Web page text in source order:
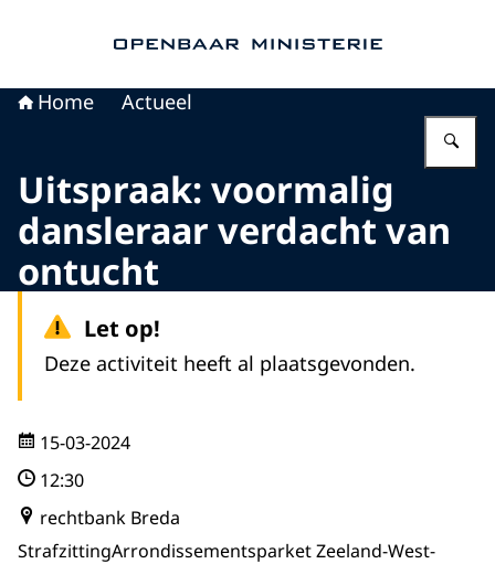
Home Actueel
Uitspraak: voormalig
dansleraar verdacht van
ontucht
Let op!
Deze activiteit heeft al plaatsgevonden.
15-03-2024
12:30
rechtbank Breda
StrafzittingArrondissementsparket Zeeland-West-